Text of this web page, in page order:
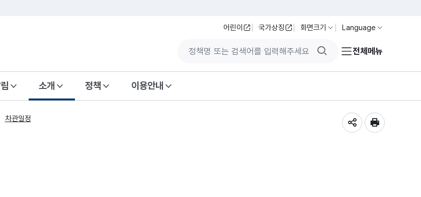
어린이 국가상징 화면크기 Language
검색버튼전체메뉴
소개 정책 이용안내
차관일정